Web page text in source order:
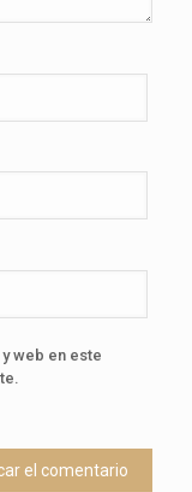
web en este